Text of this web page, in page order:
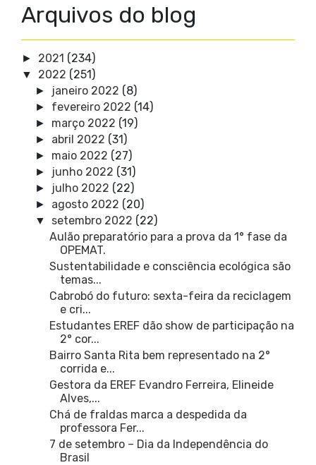
Arquivos do blog
► 2021 (234)
▼ 2022 (251)
► janeiro 2022 (8)
► fevereiro 2022 (14)
► março 2022 (19)
► abril 2022 (31)
► maio 2022 (27)
► junho 2022 (31)
► julho 2022 (22)
► agosto 2022 (20)
▼ setembro 2022 (22)
Aulão preparatório para a prova da 1° fase da
OPEMAT.
Sustentabilidade e consciência ecológica são
temas...
Cabrobó do futuro: sexta-feira da reciclagem
e cri...
Estudantes EREF dão show de participação na
2° cor...
Bairro Santa Rita bem representado na 2°
corrida e...
Gestora da EREF Evandro Ferreira, Elineide
Alves,...
Chá de fraldas marca a despedida da
professora Fer...
7 de setembro – Dia da Independência do
Brasil